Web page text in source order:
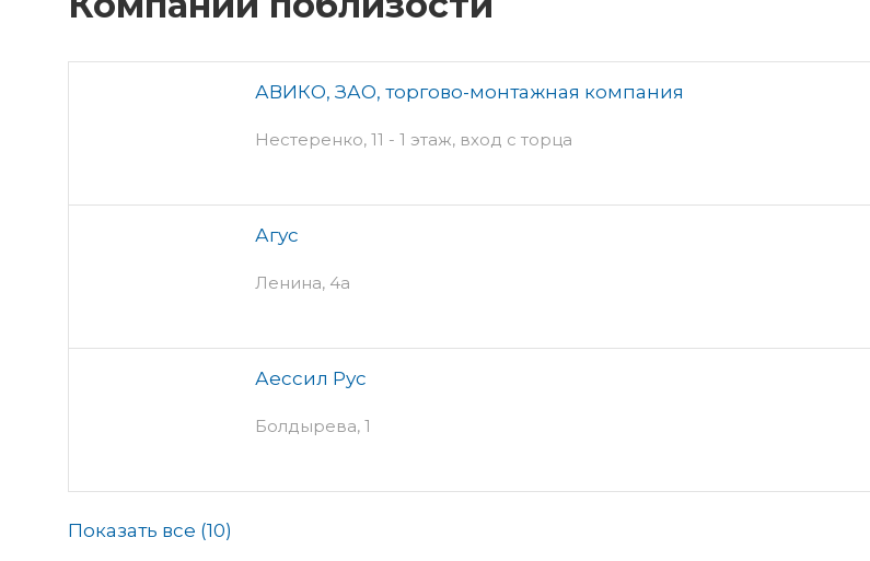
АВИКО, ЗАО, торгово-монтажная компания
Нестеренко, 11 - 1 этаж, вход с торца
Агус
Ленина, 4а
Аессил Рус
Болдырева, 1
Показать все (10)